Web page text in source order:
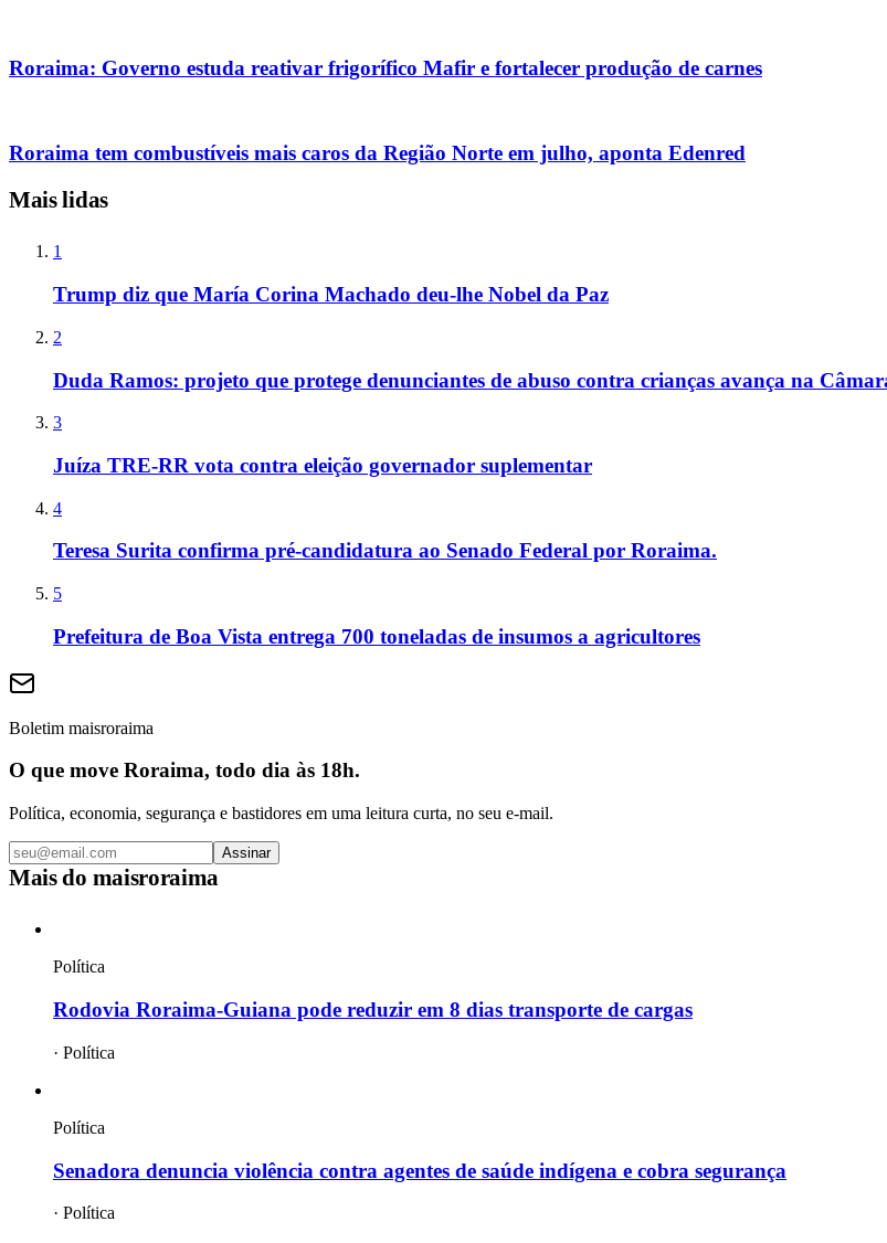
Roraima: Governo estuda reativar frigorífico Mafir e fortalecer produção de carnes
Roraima tem combustíveis mais caros da Região Norte em julho, aponta Edenred
Mais lidas
1
Trump diz que María Corina Machado deu-lhe Nobel da Paz
2
Duda Ramos: projeto que protege denunciantes de abuso contra crianças avança na
3
Juíza TRE-RR vota contra eleição governador suplementar
4
Teresa Surita confirma pré-candidatura ao Senado Federal por Roraima.
5
Prefeitura de Boa Vista entrega 700 toneladas de insumos a agricultores
Boletim maisroraima
O que move Roraima, todo dia às 18h.
Política, economia, segurança e bastidores em uma leitura curta, no seu e-mail.
Assinar
Mais do maisroraima
Política
Rodovia Roraima-Guiana pode reduzir em 8 dias transporte de cargas
· Política
Política
Senadora denuncia violência contra agentes de saúde indígena e cobra segurança
· Política